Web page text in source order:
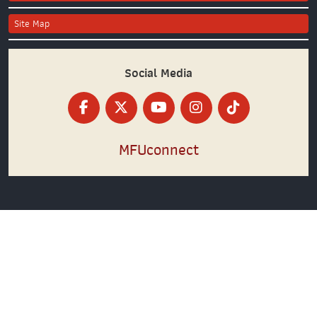
Site Map
Social Media
MFUconnect